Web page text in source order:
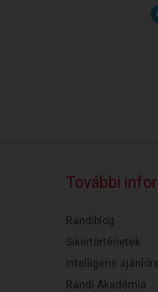
További
Randiblog
Sikertörténetek
Intelligens
Randi Akadémia